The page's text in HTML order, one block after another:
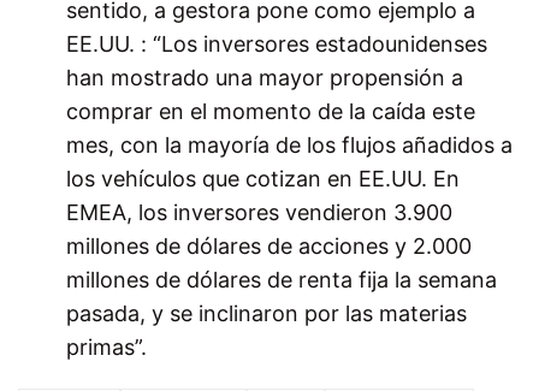
sentido, a gestora pone como ejemplo a
EE.UU. : “Los inversores estadounidenses
han mostrado una mayor propensión a
comprar en el momento de la caída este
mes, con la mayoría de los flujos añadidos a
los vehículos que cotizan en EE.UU. En
EMEA, los inversores vendieron 3.900
millones de dólares de acciones y 2.000
millones de dólares de renta fija la semana
pasada, y se inclinaron por las materias
primas”.